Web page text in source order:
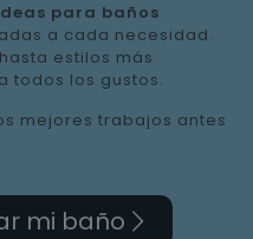
para baños
a cada necesidad.
estilos más
todos los gustos.
mejores trabajos antes
mi baño